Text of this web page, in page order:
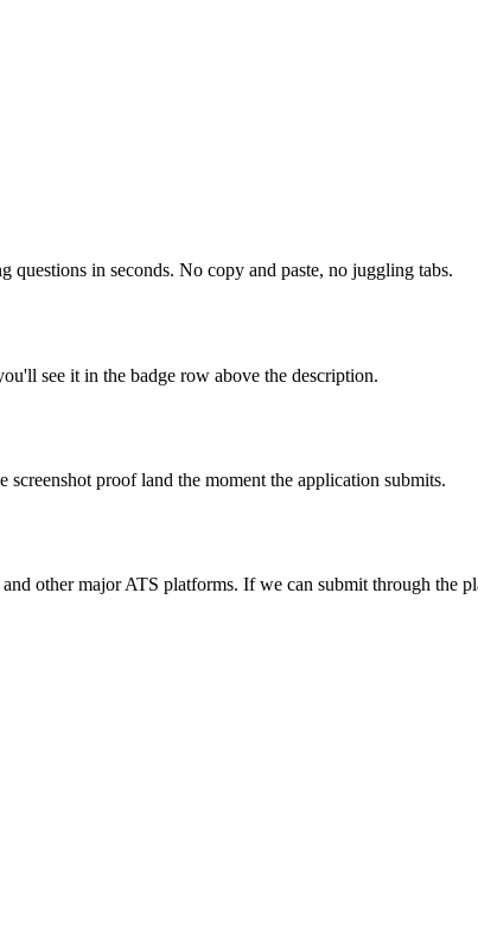
in seconds. No copy and paste, no juggling tabs.
see it in the badge row above the description.
proof land the moment the application submits.
other major ATS platforms. If we can submit through the